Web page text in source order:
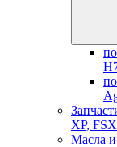
XP, FSX
Масла